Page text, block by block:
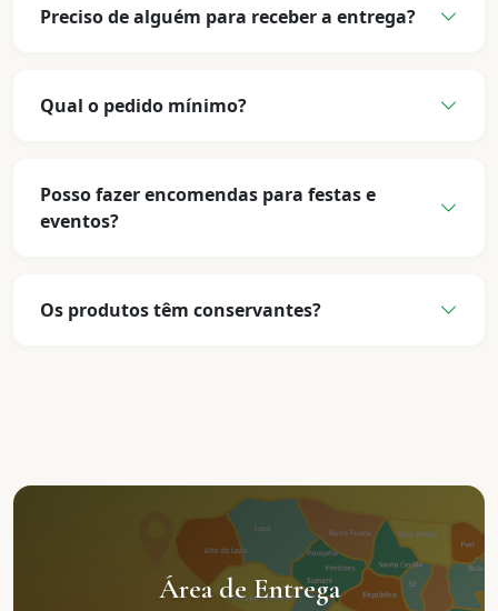
Preciso de alguém para receber a entrega?
Qual o pedido mínimo?
Posso fazer encomendas para festas e
eventos?
Os produtos têm conservantes?
Área de Entrega